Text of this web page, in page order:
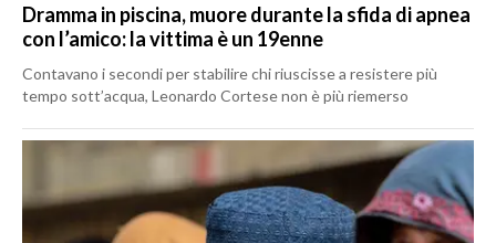
Dramma in piscina, muore durante la sfida di apnea
con l’amico: la vittima è un 19enne
Contavano i secondi per stabilire chi riuscisse a resistere più
tempo sott’acqua, Leonardo Cortese non è più riemerso